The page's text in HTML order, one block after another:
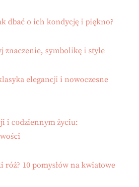
dbać o ich kondycję i piękno?
znaczenie, symbolikę i style
elegancji i nowoczesne
i codziennym życiu:
róż? 10 pomysłów na kwiatowe